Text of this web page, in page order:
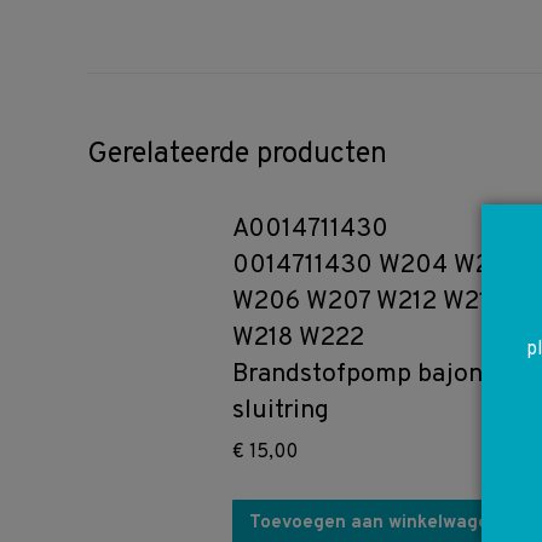
Gerelateerde producten
A0014711430
0014711430 W204 W205
W206 W207 W212 W217
W218 W222
Brandstofpomp bajonet
sluitring
€ 15,00
Toevoegen aan winkelwagen